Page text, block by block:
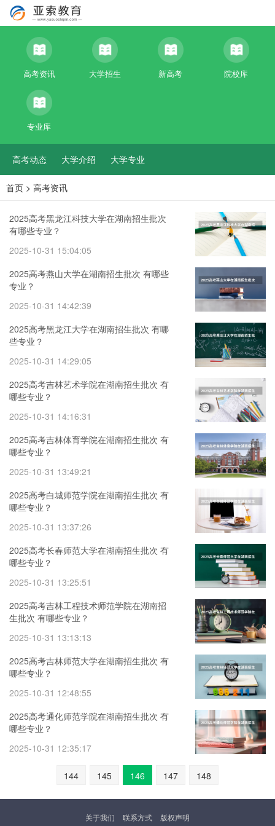
高考资讯 大学招生 新高考 院校库
专业库
高考动态 大学介绍 大学专业
首页 > 高考资讯
2025高考黑龙江科技大学在湖南招生批次
有哪些专业？
2025-10-31 15:04:05
2025高考燕山大学在湖南招生批次 有哪些
专业？
2025-10-31 14:42:39
2025高考黑龙江大学在湖南招生批次 有哪
些专业？
2025-10-31 14:29:05
2025高考吉林艺术学院在湖南招生批次 有
哪些专业？
2025-10-31 14:16:31
2025高考吉林体育学院在湖南招生批次 有
哪些专业？
2025-10-31 13:49:21
2025高考白城师范学院在湖南招生批次 有
哪些专业？
2025-10-31 13:37:26
2025高考长春师范大学在湖南招生批次 有
哪些专业？
2025-10-31 13:25:51
2025高考吉林工程技术师范学院在湖南招
生批次 有哪些专业？
2025-10-31 13:13:13
2025高考吉林师范大学在湖南招生批次 有
哪些专业？
2025-10-31 12:48:55
2025高考通化师范学院在湖南招生批次 有
哪些专业？
2025-10-31 12:35:17
144 145 146 147 148
关于我们 联系方式 版权声明